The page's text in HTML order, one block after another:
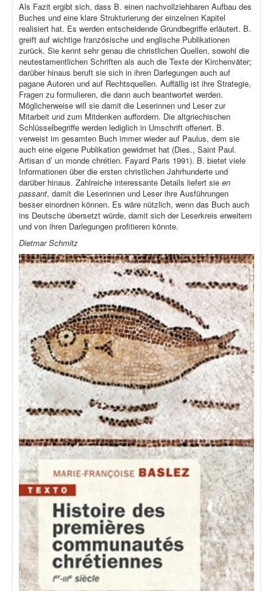
Als Fazit ergibt sich, dass B. einen nachvollziehbaren Aufbau des
Buches und eine klare Strukturierung der einzelnen Kapitel
realisiert hat. Es werden entscheidende Grundbegriffe erläutert. B.
greift auf wichtige französische und englische Publikationen
zurück. Sie kennt sehr genau die christlichen Quellen, sowohl die
neutestamentlichen Schriften als auch die Texte der Kirchenväter;
darüber hinaus beruft sie sich in ihren Darlegungen auch auf
pagane Autoren und auf Rechtsquellen. Auffällig ist ihre Strategie,
Fragen zu formulieren, die dann auch beantwortet werden.
Möglicherweise will sie damit die Leserinnen und Leser zur
Mitarbeit und zum Mitdenken auffordern. Die altgriechischen
Schlüsselbegriffe werden lediglich in Umschrift offeriert. B.
verweist im gesamten Buch immer wieder auf Paulus, dem sie
auch eine eigene Publikation gewidmet hat (Dies., Saint Paul.
Artisan d’ un monde chrétien. Fayard Paris 1991). B. bietet viele
Informationen über die ersten christlichen Jahrhunderte und
darüber hinaus. Zahlreiche interessante Details liefert sie en
passant, damit die Leserinnen und Leser ihre Ausführungen
besser einordnen können. Es wäre nützlich, wenn das Buch auch
ins Deutsche übersetzt würde, damit sich der Leserkreis erweitern
und von ihren Darlegungen profitieren könnte.
Dietmar Schmitz